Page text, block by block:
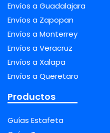
Envíos a Guadalajara
Envíos a Zapopan
Envíos a Monterrey
Envíos a Veracruz
Envíos a Xalapa
Envíos a Queretaro
Productos
Guías Estafeta